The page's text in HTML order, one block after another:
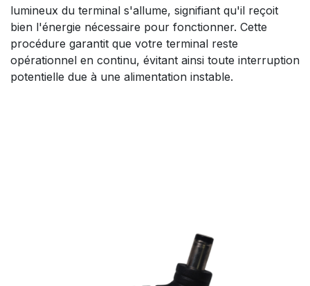
lumineux du terminal s'allume, signifiant qu'il reçoit
bien l'énergie nécessaire pour fonctionner. Cette
procédure garantit que votre terminal reste
opérationnel en continu, évitant ainsi toute interruption
potentielle due à une alimentation instable.